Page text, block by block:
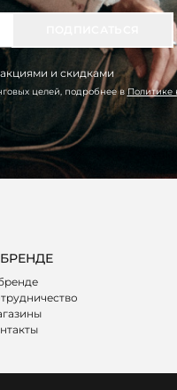
и скидками
целей, подробнее вПолитике